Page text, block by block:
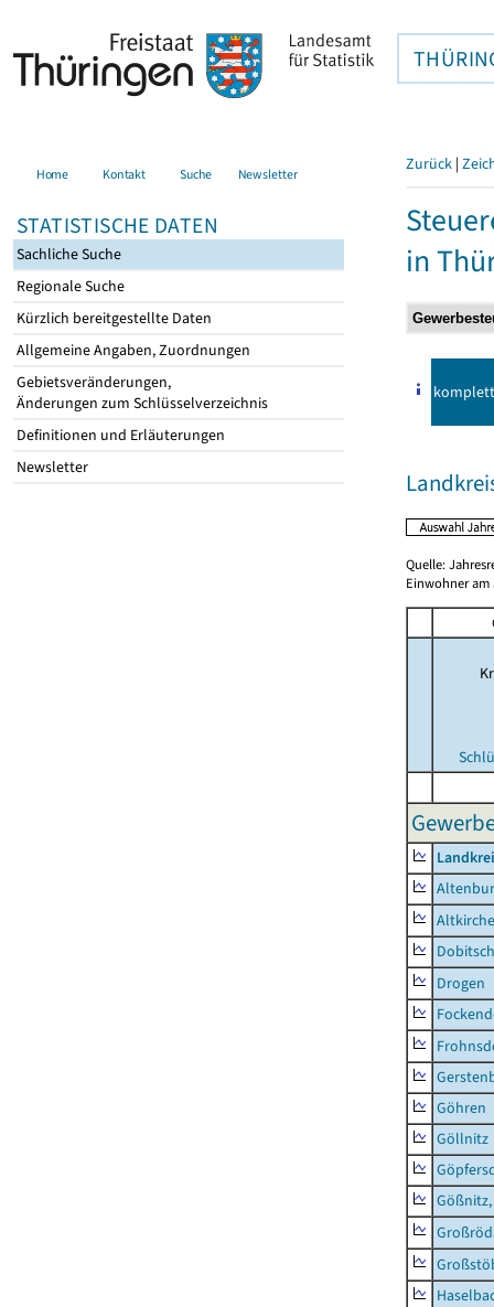
Home Kontakt Suche Newsletter
STATISTISCHE DATEN
Sachliche Suche
Regionale Suche
Kürzlich bereitgestellte Daten
Allgemeine Angaben, Zuordnungen
Gebietsveränderungen,
Änderungen zum Schlüsselverzeichnis
Definitionen und Erläuterungen
Newsletter
Zurück |
in
komplett
Quelle:
Einwohner am
Drogen
Göhren
Göllnitz